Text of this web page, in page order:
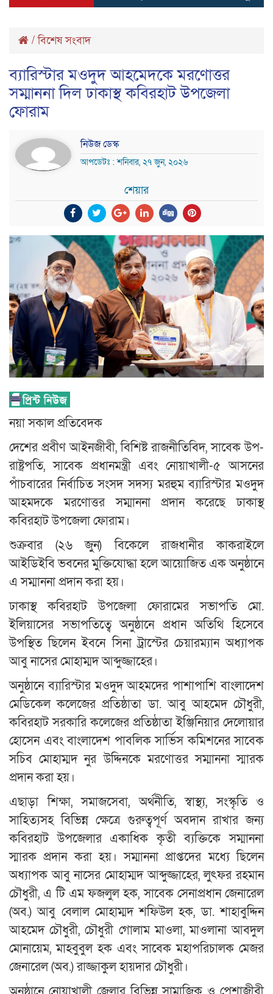
/বিশেষ সংবাদ
ব্যারিস্টার মওদুদ আহমেদকে মরণোত্তর
সম্মাননা দিল ঢাকাস্থ কবিরহাট উপজেলা
ফোরাম
নিউজ ডেস্ক
আপডেটঃ : শনিবার, ২৭ জুন, ২০২৬
শেয়ার
নয়া সকাল প্রতিবেদক
দেশের প্রবীণ আইনজীবী, বিশিষ্ট রাজনীতিবিদ, সাবেক উপ-
রাষ্ট্রপতি, সাবেক প্রধানমন্ত্রী এবং নোয়াখালী-৫ আসনের
পাঁচবারের নির্বাচিত সংসদ সদস্য মরহুম ব্যারিস্টার মওদুদ
আহমদকে মরণোত্তর সম্মাননা প্রদান করেছে ঢাকাস্থ
কবিরহাট উপজেলা ফোরাম।
শুক্রবার (২৬ জুন) বিকেলে রাজধানীর কাকরাইলে
আইডিইবি ভবনের মুক্তিযোদ্ধা হলে আয়োজিত এক অনুষ্ঠানে
এ সম্মাননা প্রদান করা হয়।
ঢাকাস্থ কবিরহাট উপজেলা ফোরামের সভাপতি মো.
ইলিয়াসের সভাপতিত্বে অনুষ্ঠানে প্রধান অতিথি হিসেবে
উপস্থিত ছিলেন ইবনে সিনা ট্রাস্টের চেয়ারম্যান অধ্যাপক
আবু নাসের মোহাম্মদ আব্দুজ্জাহের।
অনুষ্ঠানে ব্যারিস্টার মওদুদ আহমদের পাশাপাশি বাংলাদেশ
মেডিকেল কলেজের প্রতিষ্ঠাতা ডা. আবু আহমেদ চৌধুরী,
কবিরহাট সরকারি কলেজের প্রতিষ্ঠাতা ইঞ্জিনিয়ার দেলোয়ার
হোসেন এবং বাংলাদেশ পাবলিক সার্ভিস কমিশনের সাবেক
সচিব মোহাম্মদ নুর উদ্দিনকে মরণোত্তর সম্মাননা স্মারক
প্রদান করা হয়।
এছাড়া শিক্ষা, সমাজসেবা, অর্থনীতি, স্বাস্থ্য, সংস্কৃতি ও
সাহিত্যসহ বিভিন্ন ক্ষেত্রে গুরুত্বপূর্ণ অবদান রাখার জন্য
কবিরহাট উপজেলার একাধিক কৃতী ব্যক্তিকে সম্মাননা
স্মারক প্রদান করা হয়। সম্মাননা প্রাপ্তদের মধ্যে ছিলেন
অধ্যাপক আবু নাসের মোহাম্মদ আব্দুজ্জাহের, লুৎফর রহমান
চৌধুরী, এ টি এম ফজলুল হক, সাবেক সেনাপ্রধান জেনারেল
(অব.) আবু বেলাল মোহাম্মদ শফিউল হক, ডা. শাহাবুদ্দিন
আহমেদ চৌধুরী, চৌধুরী গোলাম মাওলা, মাওলানা আবদুল
মোনায়েম, মাহবুবুল হক এবং সাবেক মহাপরিচালক মেজর
জেনারেল (অব.) রাজ্জাকুল হায়দার চৌধুরী।